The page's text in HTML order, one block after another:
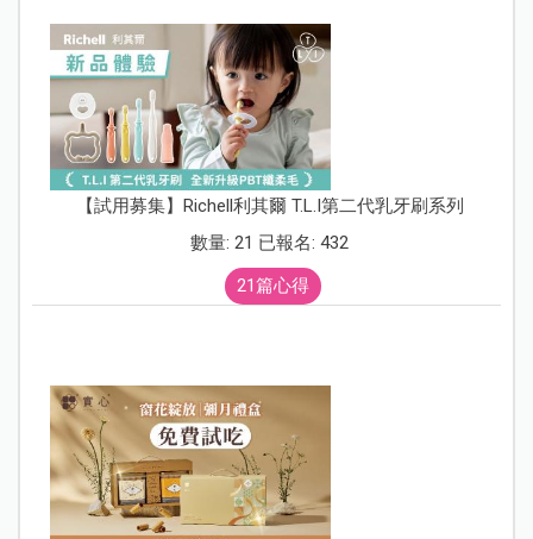
【試用募集】Richell利其爾 T.L.I第二代乳牙刷系列
數量: 21 已報名: 432
21篇心得